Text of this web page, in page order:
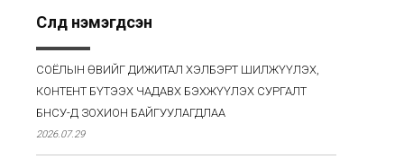
Сүүлд нэмэгдсэн
СОЁЛЫН ӨВИЙГ ДИЖИТАЛ ХЭЛБЭРТ ШИЛЖҮҮЛЭХ,
КОНТЕНТ БҮТЭЭХ ЧАДАВХ БЭХЖҮҮЛЭХ СУРГАЛТ
БНСУ-Д ЗОХИОН БАЙГУУЛАГДЛАА
2026.07.29